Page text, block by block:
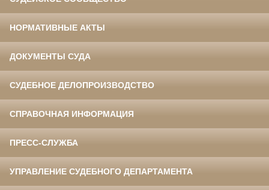
НОРМАТИВНЫЕ АКТЫ
ДОКУМЕНТЫ СУДА
СУДЕБНОЕ ДЕЛОПРОИЗВОДСТВО
СПРАВОЧНАЯ ИНФОРМАЦИЯ
ПРЕСС-СЛУЖБА
УПРАВЛЕНИЕ СУДЕБНОГО ДЕПАРТАМЕНТА